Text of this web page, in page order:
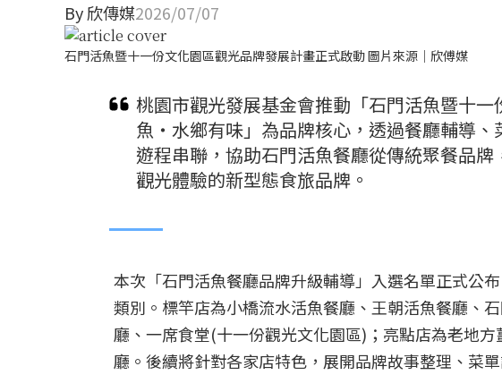
By欣傳媒2026/07/07
石門活魚暨十一份文化園區觀光品牌發展計畫正式啟動 圖片來源｜欣傅媒
桃園市觀光發展基金會推動「石門活魚暨十
魚・水鄉有味」為品牌核心，透過餐廳輔導
遊程串聯，協助石門活魚餐廳從傳統聚餐品
觀光體驗的新型態食旅品牌。
本次「石門活魚餐廳品牌升級輔導」入選名單正式公
類別。標竿店為小橋流水活魚餐廳、王朝活魚餐廳、
廳、一席食堂(十一份觀光文化園區)；亮點店為老地
廳。後續將針對各家店特色，展開品牌故事整理、菜